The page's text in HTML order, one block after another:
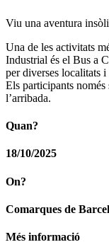
Viu una aventura
Una de les activitats
Industrial és el Bus a
per diverses localitats
Els participants només
l’arribada.
Quan?
18/10/2025
On?
Comarques de
Més informació